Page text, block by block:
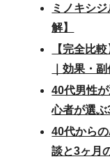
ミノキシ
解】
【完全比
｜効果・
40代男性
心者が選
40代から
談と3ヶ月